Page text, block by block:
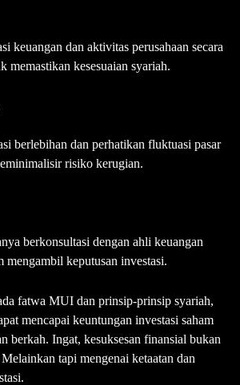
keuangan dan aktivitas perusahaan secara
memastikan kesesuaian syariah.
berlebihan dan perhatikan fluktuasi pasar
risiko kerugian.
berkonsultasi dengan ahli keuangan
mengambil keputusan investasi.
fatwa MUI dan prinsip-prinsip syariah,
mencapai keuntungan investasi saham
berkah. Ingat, kesuksesan finansial bukan
tapi mengenai ketaatan dan